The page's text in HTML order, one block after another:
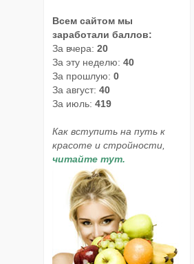
Всем сайтом мы
заработали баллов:
За вчера: 20
За эту неделю: 40
За прошлую: 0
За август: 40
За июль: 419
Как вступить на путь к
красоте и стройности,
читайте тут.